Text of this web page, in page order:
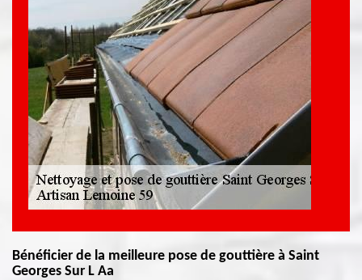
Bénéficier de la meilleure pose de gouttière à Saint
Georges Sur L Aa